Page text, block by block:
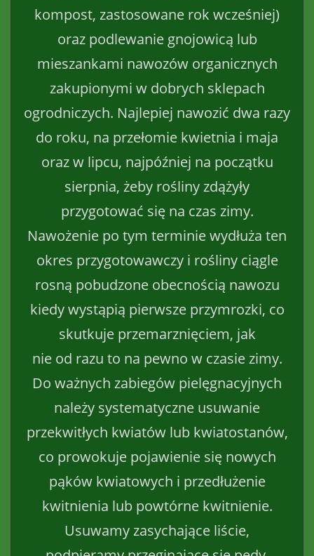
kompost, zastosowane rok wcześniej)
oraz podlewanie gnojowicą lub
mieszankami nawozów organicznych
zakupionymi w dobrych sklepach
ogrodniczych. Najlepiej nawozić dwa razy
do roku, na przełomie kwietnia i maja
oraz w lipcu, najpóźniej na początku
sierpnia, żeby rośliny zdążyły
przygotować się na czas zimy.
Nawożenie po tym terminie wydłuża ten
okres przygotowawczy i rośliny ciągle
rosną pobudzone obecnością nawozu
kiedy wystąpią pierwsze przymrozki, co
skutkuje przemarznięciem, jak
nie od razu to na pewno w czasie zimy.
Do ważnych zabiegów pielęgnacyjnych
należy systematyczne usuwanie
przekwitłych kwiatów lub kwiatostanów,
co prowokuje pojawienie się nowych
pąków kwiatowych i przedłużenie
kwitnienia lub powtórne kwitnienie.
Usuwamy zasychające liście,